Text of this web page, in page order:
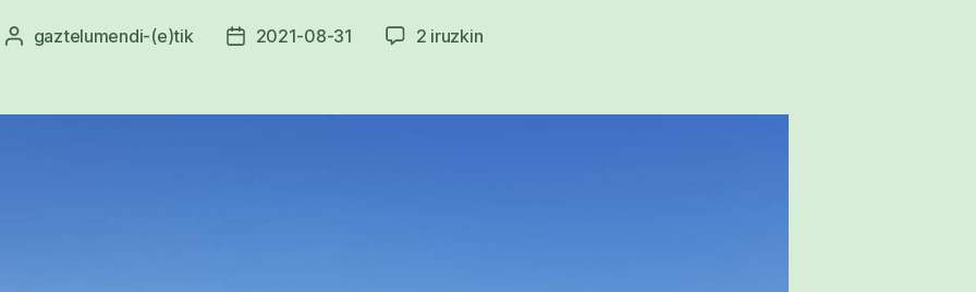
Argitalpenaren
gaztelumendi-(e)tik
Argitalpenaren
2021-08-31 2 iruzkinHamalau